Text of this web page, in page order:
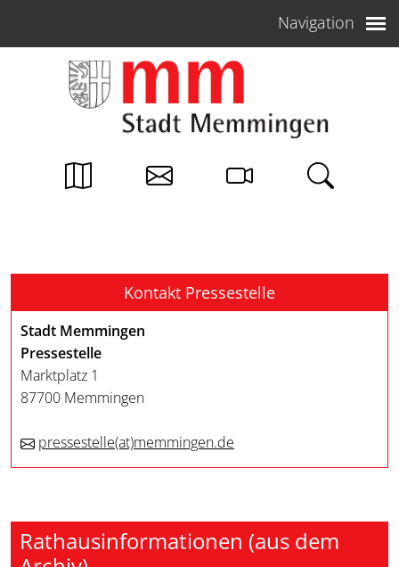
Navigation
Kontakt Pressestelle
Stadt Memmingen
Pressestelle
Marktplatz 1
87700 Memmingen
pressestelle(at)memmingen.de
Rathausinformationen (aus dem